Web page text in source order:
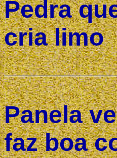
Pedra
cria limo
Panela
faz boa